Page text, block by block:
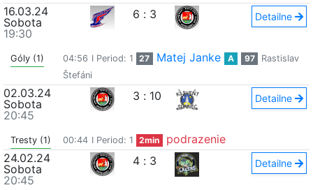
16.03.24
Sobota
19:30
6 : 3 Detailne
Góly (1) 04:56 I Period: 1 27 Matej Janke A 97
Rastislav
Štefáni
02.03.24
Sobota
20:45
3 : 10 Detailne
Tresty (1) 00:44 I Period: 1 2min
podrazenie
24.02.24
Sobota
20:45
4 : 3 Detailne